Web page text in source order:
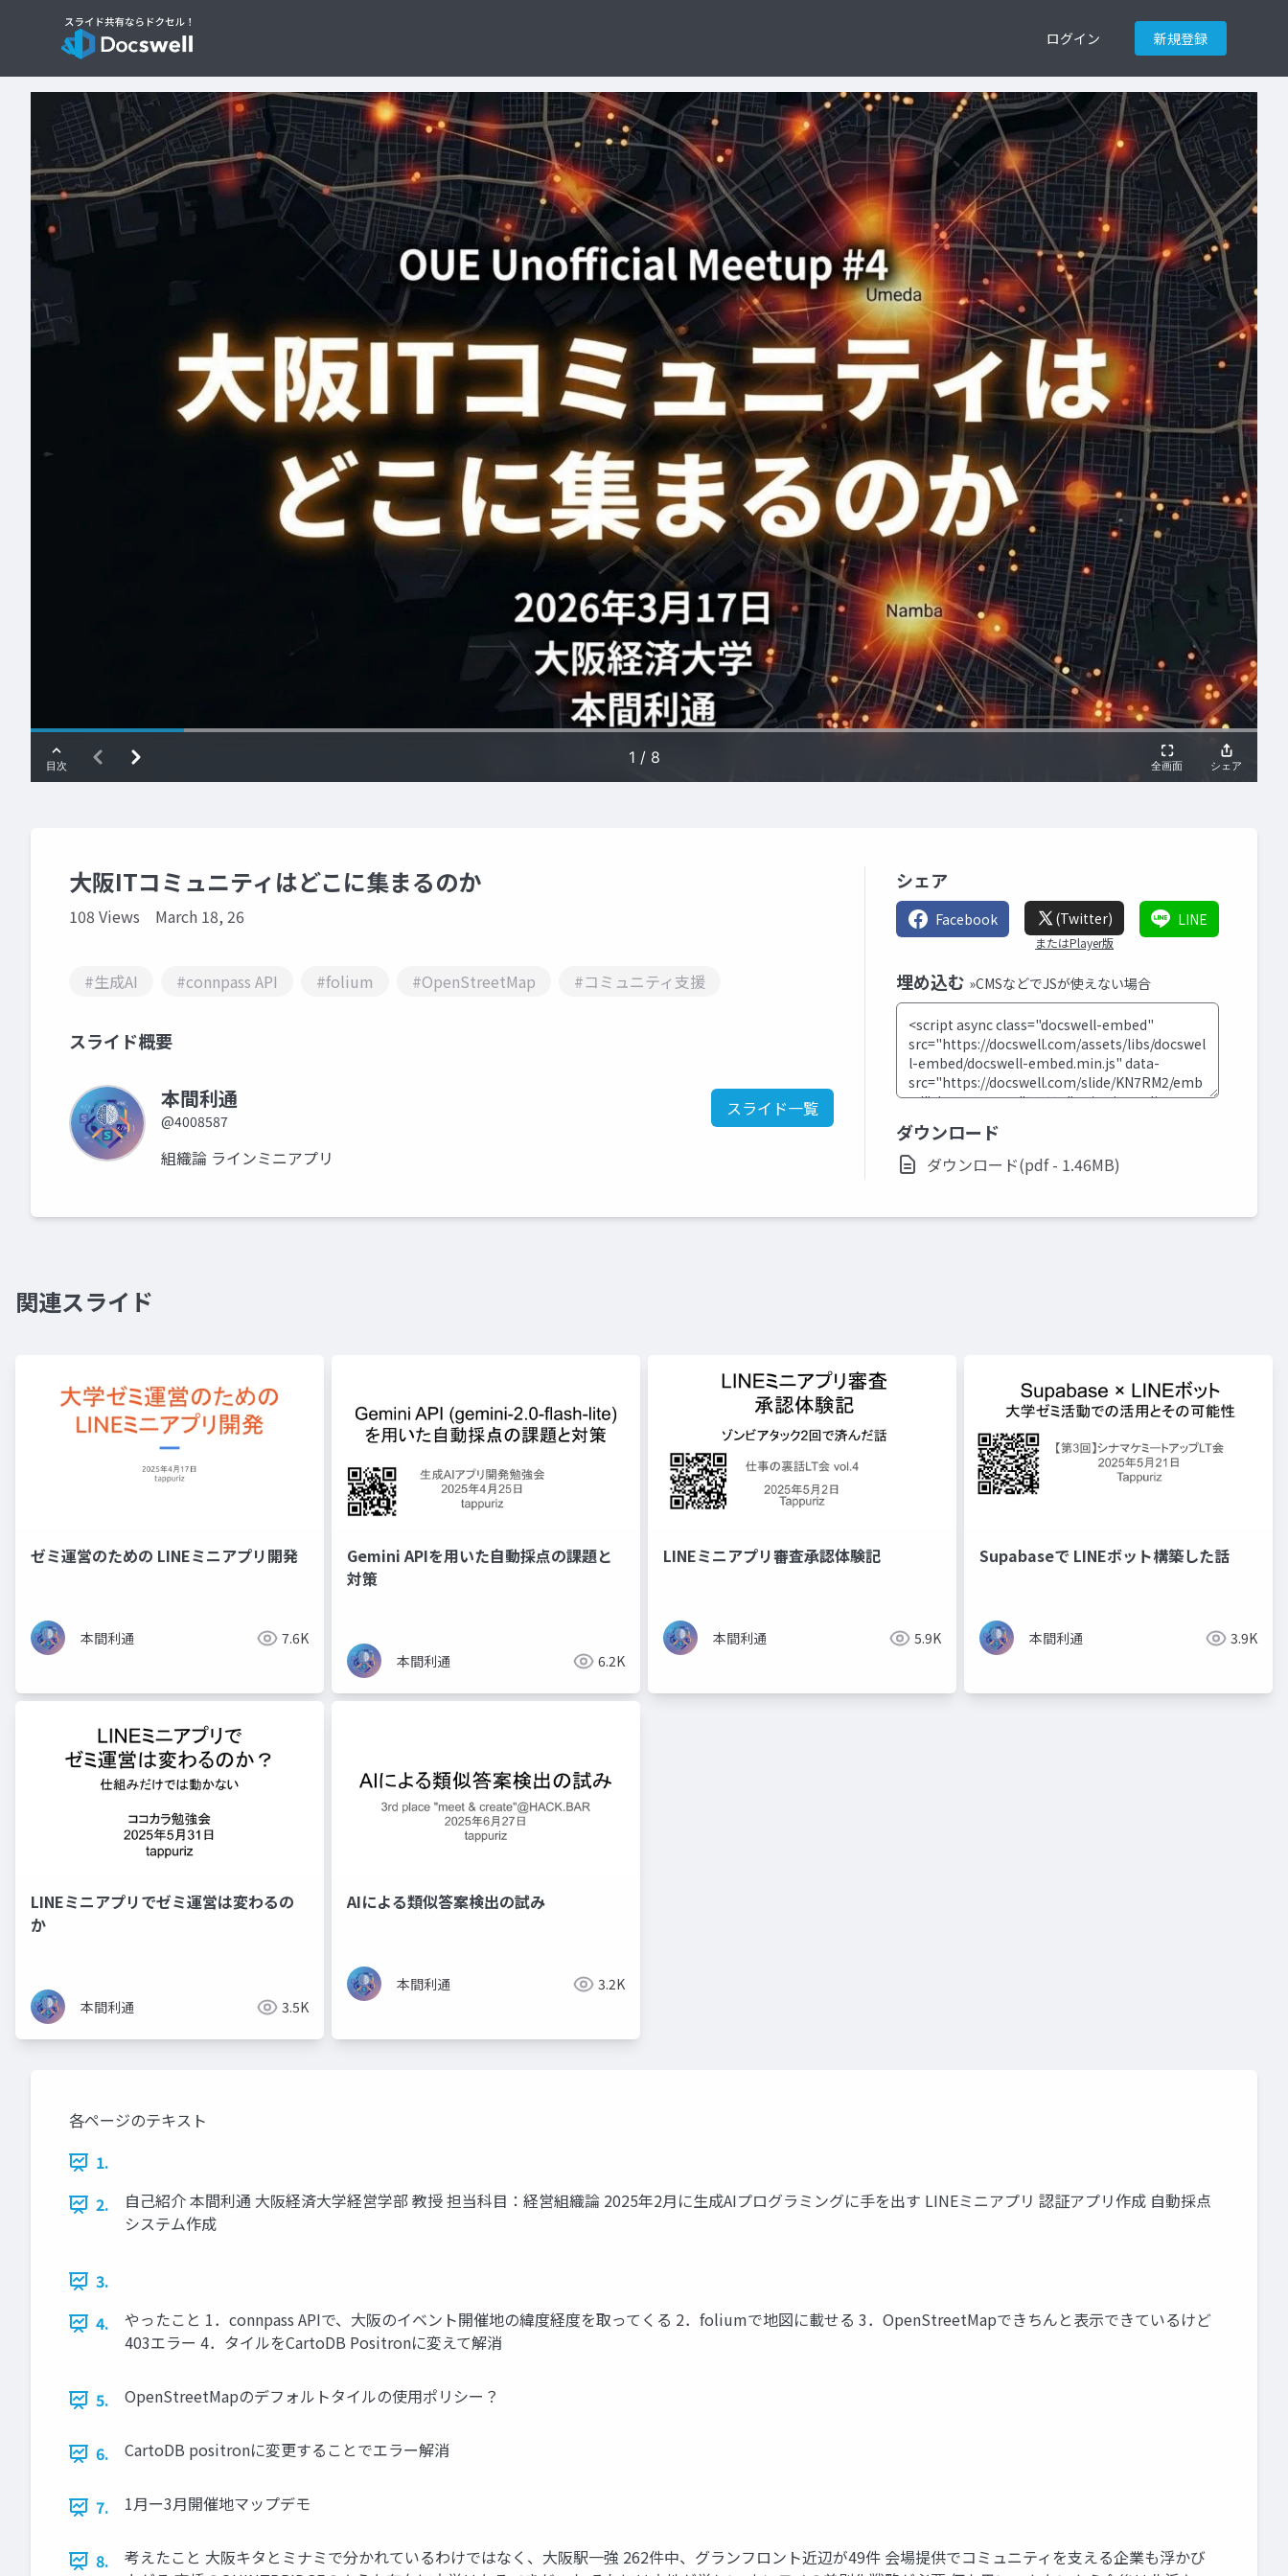
ログイン 新規登録
大阪ITコミュニティはどこに集まるのか
108 Views March 18, 26
#生成AI #connpass API #folium #OpenStreetMap #コミュニティ支援
スライド概要
本間利通
@4008587
スライド一覧
組織論 ラインミニアプリ
シェア
Facebook (Twitter)
またはPlayer版
LINE
埋め込む »CMSなどでJSが使えない場合
ダウンロード
ダウンロード(pdf - 1.46MB)
関連スライド
ゼミ運営のための LINEミニアプリ開発
本間利通 7.6K
Gemini APIを用いた自動採点の課題と
対策
本間利通 6.2K
LINEミニアプリ審査承認体験記
本間利通 5.9K
Supabaseで LINEボット構築した話
本間利通 3.9K
LINEミニアプリでゼミ運営は変わるの
か
本間利通 3.5K
AIによる類似答案検出の試み
本間利通 3.2K
各ページのテキスト
1.
2.
自己紹介 本間利通 大阪経済大学経営学部 教授 担当科目：経営組織論 2025年2月に生成AIプログラミングに手を出す LINEミニアプリ 認証アプリ作成 自動採点
システム作成
3.
4.
やったこと 1．connpass APIで、大阪のイベント開催地の緯度経度を取ってくる 2．foliumで地図に載せる 3．OpenStreetMapできちんと表示できているけど
403エラー 4．タイルをCartoDB Positronに変えて解消
5. OpenStreetMapのデフォルトタイルの使用ポリシー？
6. CartoDB positronに変更することでエラー解消
7. 1月ー3月開催地マップデモ
8.
考えたこと 大阪キタとミナミで分かれているわけではなく、大阪駅一強 262件中、グランフロント近辺が49件 会場提供でコミュニティを支える企業も浮かび